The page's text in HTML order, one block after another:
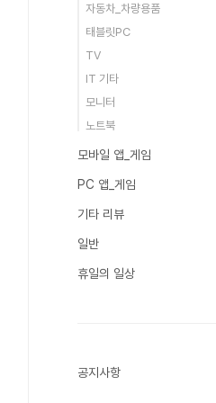
자동차_차량용품
태블릿PC
TV
IT 기타
모니터
노트북
모바일 앱_게임
PC 앱_게임
기타 리뷰
일반
휴일의 일상
공지사항